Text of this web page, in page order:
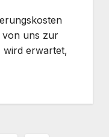
von uns zur
wird erwartet,